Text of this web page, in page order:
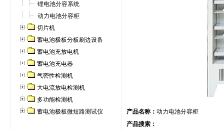
锂电池分容系统
动力电池分容柜
切片机
蓄电池极板分板刷边设备
蓄电池充放电机
蓄电池充电器
气密性检测机
大电流放电检测机
多功能检测机
蓄电池极板微短路测试仪
产品名称： 动力电池分容柜
产品搜索：